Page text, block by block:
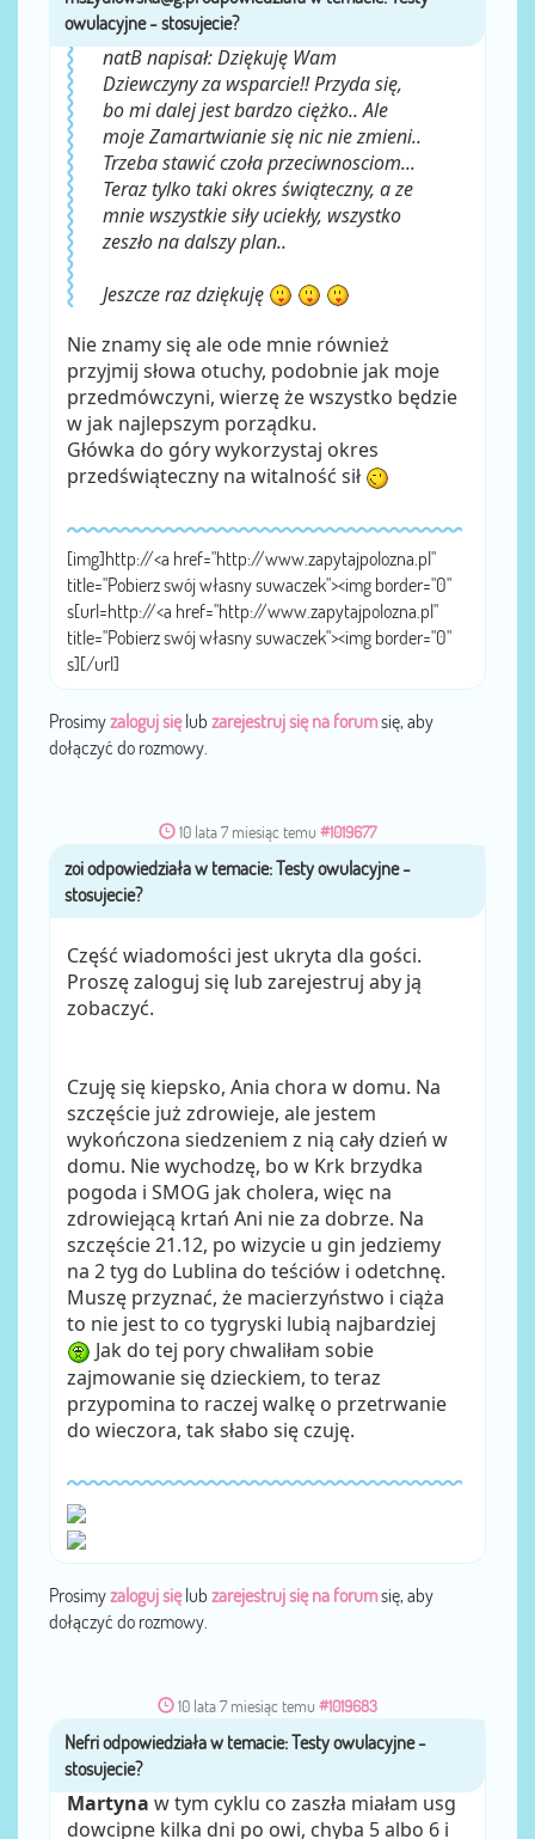
natB napisał: Dziękuję Wam
Dziewczyny za wsparcie!! Przyda się,
bo mi dalej jest bardzo ciężko.. Ale
moje Zamartwianie się nic nie zmieni..
Trzeba stawić czoła przeciwnosciom...
Teraz tylko taki okres świąteczny, a ze
mnie wszystkie siły uciekły, wszystko
zeszło na dalszy plan..
Jeszcze raz dziękuję
Nie znamy się ale ode mnie również
przyjmij słowa otuchy, podobnie jak moje
przedmówczyni, wierzę że wszystko będzie
w jak najlepszym porządku.
Główka do góry wykorzystaj okres
przedświąteczny na witalność sił
[img]http://<a href="http://www.zapytajpolozna.pl"
title="Pobierz swój własny suwaczek"><img border="0"
s[url=http://<a href="http://www.zapytajpolozna.pl"
title="Pobierz swój własny suwaczek"><img border="0"
s][/url]
Prosimyzaloguj sięlub zarejestruj się na forumsię, aby
dołączyć do rozmowy.
10 lata 7 miesiąc temu #1019677
przezzoi
Część wiadomości jest ukryta dla gości.
Proszę zaloguj się lub zarejestruj aby ją
zobaczyć.
Czuję się kiepsko, Ania chora w domu. Na
szczęście już zdrowieje, ale jestem
wykończona siedzeniem z nią cały dzień w
domu. Nie wychodzę, bo w Krk brzydka
pogoda i SMOG jak cholera, więc na
zdrowiejącą krtań Ani nie za dobrze. Na
szczęście 21.12, po wizycie u gin jedziemy
na 2 tyg do Lublina do teściów i odetchnę.
Muszę przyznać, że macierzyństwo i ciąża
to nie jest to co tygryski lubią najbardziej
Jak do tej pory chwaliłam sobie
zajmowanie się dzieckiem, to teraz
przypomina to raczej walkę o przetrwanie
do wieczora, tak słabo się czuję.
Prosimyzaloguj sięlub zarejestruj się na forumsię, aby
dołączyć do rozmowy.
10 lata 7 miesiąc temu #1019683
przezNefri
Martyna w tym cyklu co zaszła miałam usg
dowcipne kilka dni po owi, chyba 5 albo 6 i